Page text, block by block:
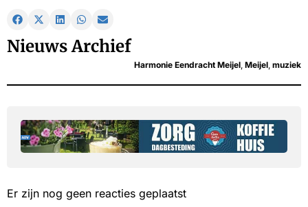
Nieuws Archief
Harmonie Eendracht Meijel, Meijel, muziek
Er zijn nog geen reacties geplaatst